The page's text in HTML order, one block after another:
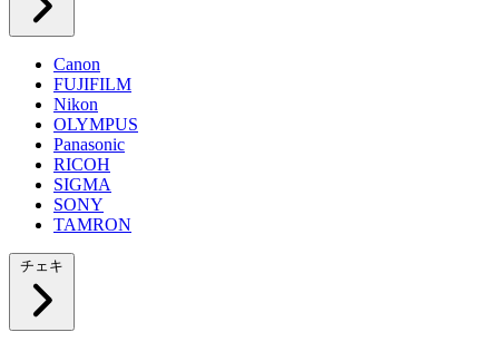
Canon
FUJIFILM
Nikon
OLYMPUS
Panasonic
RICOH
SIGMA
SONY
TAMRON
チェキ